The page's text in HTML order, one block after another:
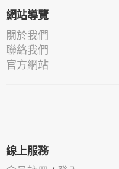
網站導覽
關於我們
聯絡我們
官方網站
線上服務